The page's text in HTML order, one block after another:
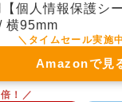
個人情報保護シ
横95mm
Amazonで見